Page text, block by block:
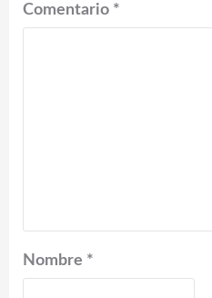
Comentario *
Nombre *